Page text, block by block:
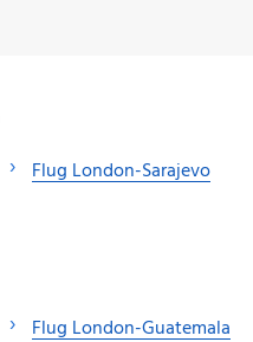
Flug London-Sarajevo
Flug London-Guatemala